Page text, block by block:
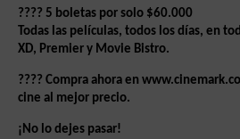
???? 5 boletas por solo $60.000
Todas las películas, todos los días, en
XD, Premier y Movie Bistro.
???? Compra ahora en
cine al mejor precio.
¡No lo dejes pasar!